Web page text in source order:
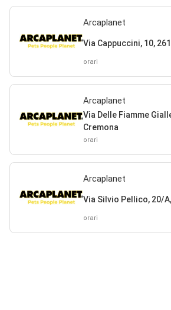
Arcaplanet
Via Cappuccini, 10,
orari
Arcaplanet
Via Delle Fiamme
Cremona
orari
Arcaplanet
Via Silvio Pellico, 20/
orari